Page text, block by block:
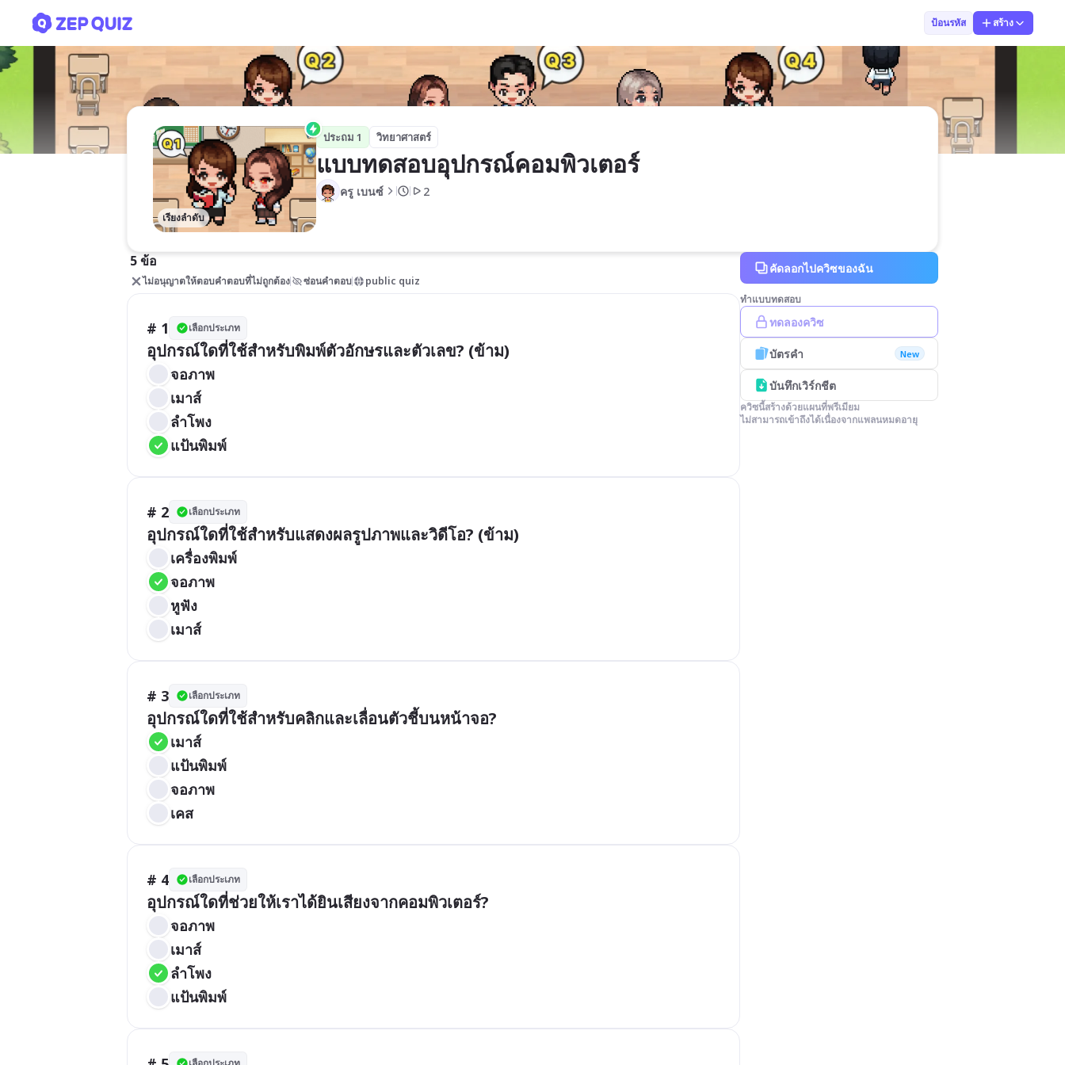
ป้อนรหัส สร้าง
เรียงลำดับ
ประถม 1 วิทยาศาสตร์
แบบทดสอบอุปกรณ์คอมพิวเตอร์
ครู เบนซ์ 2
5 ข้อ
ไม่อนุญาตให้ตอบคำตอบที่ไม่ถูกต้อง ซ่อนคำตอบ public quiz
# 1 เลือกประเภท
อุปกรณ์ใดที่ใช้สำหรับพิมพ์ตัวอักษรและตัวเลข? (ข้าม)
จอภาพ
เมาส์
ลำโพง
แป้นพิมพ์
# 2 เลือกประเภท
อุปกรณ์ใดที่ใช้สำหรับแสดงผลรูปภาพและวิดีโอ? (ข้าม)
เครื่องพิมพ์
จอภาพ
หูฟัง
เมาส์
# 3 เลือกประเภท
อุปกรณ์ใดที่ใช้สำหรับคลิกและเลื่อนตัวชี้บนหน้าจอ?
เมาส์
แป้นพิมพ์
จอภาพ
เคส
# 4 เลือกประเภท
อุปกรณ์ใดที่ช่วยให้เราได้ยินเสียงจากคอมพิวเตอร์?
จอภาพ
เมาส์
ลำโพง
แป้นพิมพ์
คัดลอกไปควิซของฉัน
ทำแบบทดสอบ
ทดลองควิซ
บัตรคำ New
บันทึกเวิร์กชีต
ควิซนี้สร้างด้วยแผนที่พรีเมียม
ไม่สามารถเข้าถึงได้เนื่องจากแพลนหมดอายุ